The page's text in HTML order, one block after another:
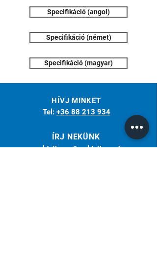
Specifikáció (angol)
Specifikáció (német)
Specifikáció (magyar)
HÍVJ MINKET
Tel: +36 88 213 934
ÍRJ NEKÜNK
weldotherm@weldotherm.hu